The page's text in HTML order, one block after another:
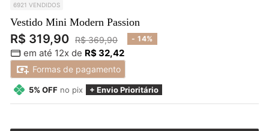
6921 VENDIDOS
Vestido Mini Modern Passion
Preço
promocional
R$ 319,90 Preço
normal
R$ 369,90 - 14%
em até 12x de R$ 32,42
Formas de pagamento
5% OFF no pix + Envio Prioritário